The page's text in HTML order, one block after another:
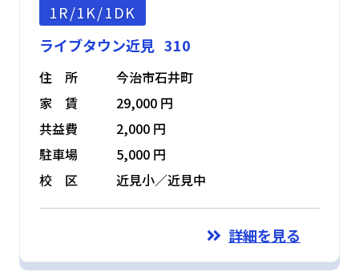
1R/1K/1DK
ライブタウン近見 310
住 所
今治市石井町
家 賃
29,000 円
共益費
2,000 円
駐車場
5,000 円
校 区
近見小／近見中
詳細を見る